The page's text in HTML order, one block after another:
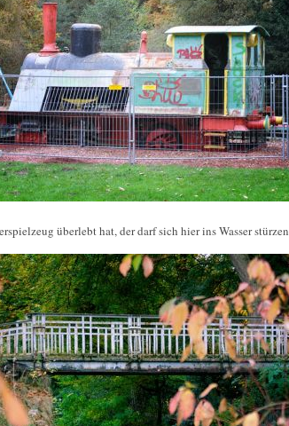
überlebt hat, der darf sich hier ins Wasser stürzen